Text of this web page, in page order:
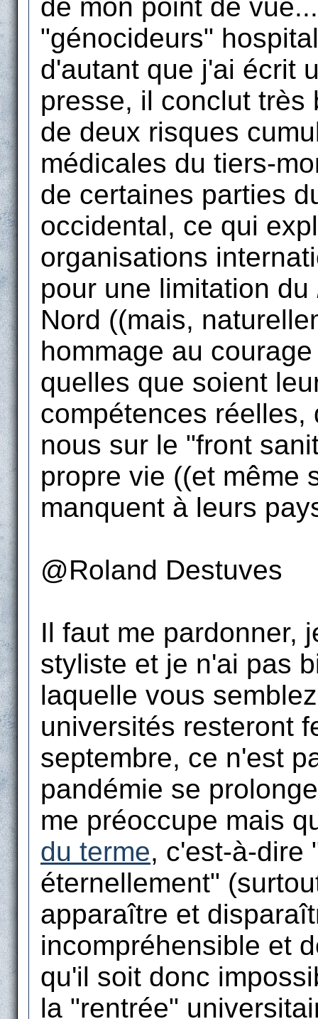
de mon point de
"génocideurs"
d'autant que j'ai écrit
presse, il conclut très
de deux risques
médicales du tiers-
de certaines parties
occidental, ce qui
organisations
pour une limitation du
Nord ((mais,
hommage au
quelles que soient
compétences
nous sur le "front
propre vie ((et même
manquent à leurs
@Roland Destuves
Il faut me pardonner,
styliste et je n'ai pas
laquelle vous
universités resteront
septembre, ce n'est
pandémie se
me préoccupe mais
du terme, c'est-à-dire
éternellement"
apparaître et
incompréhensible et
qu'il soit donc
la "rentrée"